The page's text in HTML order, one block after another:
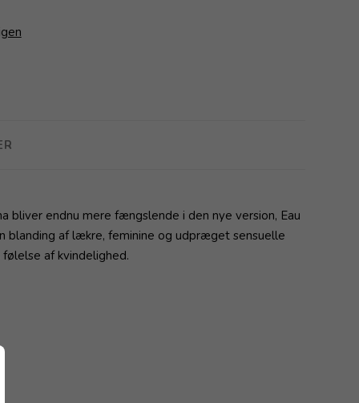
bliver endnu mere fængslende i den nye version, Eau
blanding af lækre, feminine og udpræget sensuelle
af kvindelighed.